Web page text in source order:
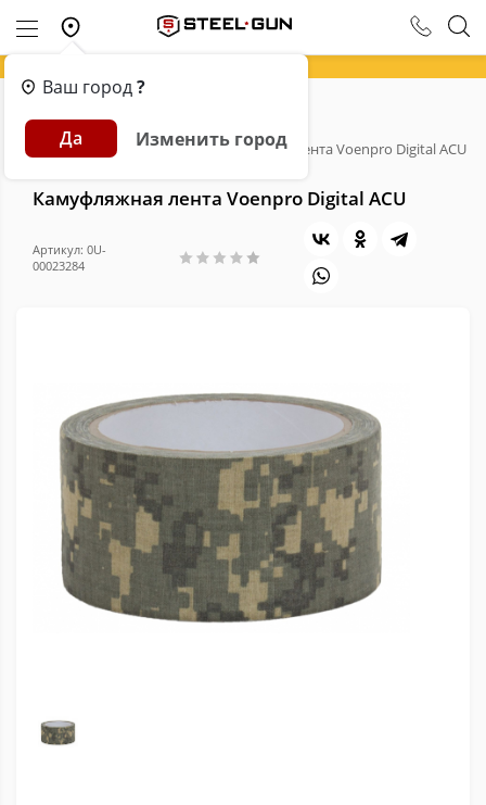
Ваш город?
Да Изменить город
Главная Каталог
Средства маскировки
Камуфляжная лента Voenpro Digital ACU
Камуфляжная лента Voenpro Digital ACU
Артикул: 0U-
00023284